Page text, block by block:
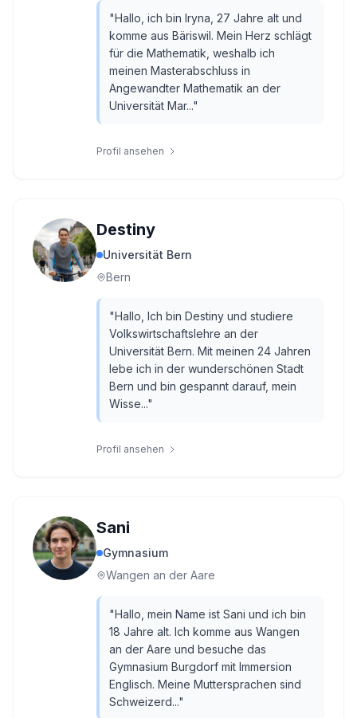
"Hallo, ich bin Iryna, 27 Jahre alt und
komme aus Bäriswil. Mein Herz schlägt
für die Mathematik, weshalb ich
meinen Masterabschluss in
Angewandter Mathematik an der
Universität Mar..."
Profil ansehen
Destiny
Universität Bern
Bern
"Hallo, Ich bin Destiny und studiere
Volkswirtschaftslehre an der
Universität Bern. Mit meinen 24 Jahren
lebe ich in der wunderschönen Stadt
Bern und bin gespannt darauf, mein
Wisse..."
Profil ansehen
Sani
Gymnasium
Wangen an der Aare
"Hallo, mein Name ist Sani und ich bin
18 Jahre alt. Ich komme aus Wangen
an der Aare und besuche das
Gymnasium Burgdorf mit Immersion
Englisch. Meine Muttersprachen sind
Schweizerd..."